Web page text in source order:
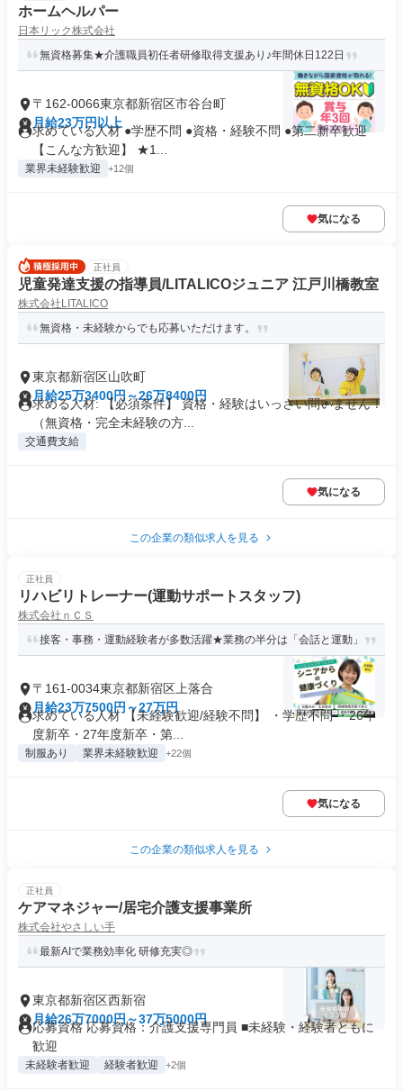
ホームヘルパー
日本リック株式会社
無資格募集★介護職員初任者研修取得支援あり♪年間休日122日
〒162-0066東京都新宿区市谷台町
月給23万円以上
求めている人材 ●学歴不問 ●資格・経験不問 ●第二新卒歓迎
【こんな方歓迎】 ★1...
業界未経験歓迎 +12個
気になる
正社員
児童発達支援の指導員/LITALICOジュニア 江戸川橋教室
株式会社LITALICO
無資格・未経験からでも応募いただけます。
東京都新宿区山吹町
月給25万3400円～26万8400円
求める人材: 【必須条件】 資格・経験はいっさい問いません！
（無資格・完全未経験の方...
交通費支給
気になる
この企業の類似求人を見る
正社員
リハビリトレーナー(運動サポートスタッフ)
株式会社ｎＣＳ
接客・事務・運動経験者が多数活躍★業務の半分は「会話と運動」
〒161-0034東京都新宿区上落合
月給23万7500円～27万円
求めている人材 【未経験歓迎/経験不問】 ・学歴不問 ・26年
度新卒・27年度新卒・第...
制服あり 業界未経験歓迎 +22個
気になる
この企業の類似求人を見る
正社員
ケアマネジャー/居宅介護支援事業所
株式会社やさしい手
最新AIで業務効率化 研修充実◎
東京都新宿区西新宿
月給26万7000円～37万5000円
応募資格 応募資格：介護支援専門員 ■未経験・経験者ともに
歓迎
未経験者歓迎 経験者歓迎 +2個